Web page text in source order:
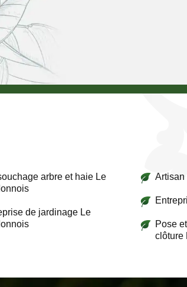
arbre et haie Le
de jardinage Le
Artisan
Pose
clôture